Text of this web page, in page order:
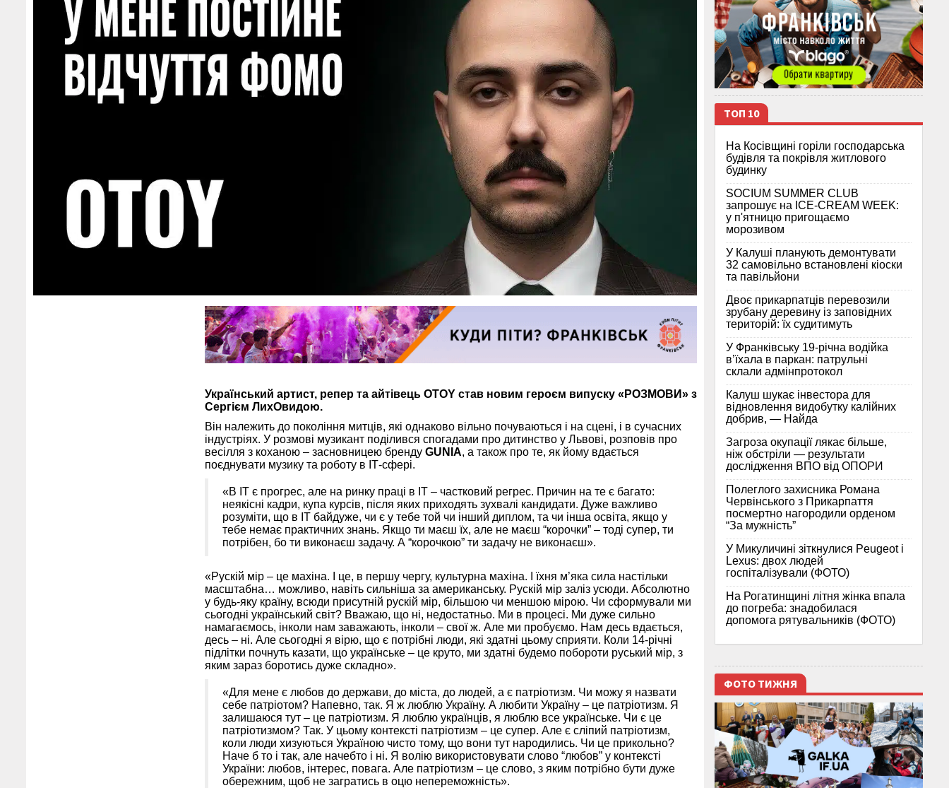
Український артист, репер та айтівець OTOY став новим героєм випуску «РОЗМОВИ» з
Сергієм ЛихОвидою.
Він належить до покоління митців, які однаково вільно почуваються і на сцені, і в сучасних
індустріях. У розмові музикант поділився спогадами про дитинство у Львові, розповів про
весілля з коханою – засновницею бренду GUNIA, а також про те, як йому вдається
поєднувати музику та роботу в ІТ-сфері.
«В ІТ є прогрес, але на ринку праці в ІТ – частковий регрес. Причин на те є багато:
неякісні кадри, купа курсів, після яких приходять зухвалі кандидати. Дуже важливо
розуміти, що в ІТ байдуже, чи є у тебе той чи інший диплом, та чи інша освіта, якщо у
тебе немає практичних знань. Якщо ти маєш їх, але не маєш “корочки” – тоді супер, ти
потрібен, бо ти виконаєш задачу. А “корочкою” ти задачу не виконаєш».
«Рускій мір – це махіна. І це, в першу чергу, культурна махіна. І їхня м’яка сила настільки
масштабна… можливо, навіть сильніша за американську. Рускій мір заліз усюди. Абсолютно
у будь-яку країну, всюди присутній рускій мір, більшою чи меншою мірою. Чи сформували ми
сьогодні український світ? Вважаю, що ні, недостатньо. Ми в процесі. Ми дуже сильно
намагаємось, інколи нам заважають, інколи – свої ж. Але ми пробуємо. Нам десь вдається,
десь – ні. Але сьогодні я вірю, що є потрібні люди, які здатні цьому сприяти. Коли 14-річні
підлітки почнуть казати, що українське – це круто, ми здатні будемо побороти руський мір, з
яким зараз боротись дуже складно».
«Для мене є любов до держави, до міста, до людей, а є патріотизм. Чи можу я назвати
себе патріотом? Напевно, так. Я ж люблю Україну. А любити Україну – це патріотизм. Я
залишаюся тут – це патріотизм. Я люблю українців, я люблю все українське. Чи є це
патріотизмом? Так. У цьому контексті патріотизм – це супер. Але є сліпий патріотизм,
коли люди хизуються Україною чисто тому, що вони тут народились. Чи це прикольно?
Наче б то і так, але начебто і ні. Я волію використовувати слово “любов” у контексті
України: любов, інтерес, повага. Але патріотизм – це слово, з яким потрібно бути дуже
обережним, щоб не загратись в оцю непереможність».
ТОП 10
На Косівщині горіли господарська
будівля та покрівля житлового
будинку
SOCIUM SUMMER CLUB
запрошує на ICE-CREAM WEEK:
у п'ятницю пригощаємо
морозивом
У Калуші планують демонтувати
32 самовільно встановлені кіоски
та павільйони
Двоє прикарпатців перевозили
зрубану деревину із заповідних
територій: їх судитимуть
У Франківську 19-річна водійка
в’їхала в паркан: патрульні
склали адмінпротокол
Калуш шукає інвестора для
відновлення видобутку калійних
добрив, — Найда
Загроза окупації лякає більше,
ніж обстріли — результати
дослідження ВПО від ОПОРИ
Полеглого захисника Романа
Червінського з Прикарпаття
посмертно нагородили орденом
“За мужність”
У Микуличині зіткнулися Peugeot і
Lexus: двох людей
госпіталізували (ФОТО)
На Рогатинщині літня жінка впала
до погреба: знадобилася
допомога рятувальників (ФОТО)
ФОТО ТИЖНЯ